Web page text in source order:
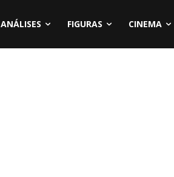
ANÁLISES FIGURAS CINEMA